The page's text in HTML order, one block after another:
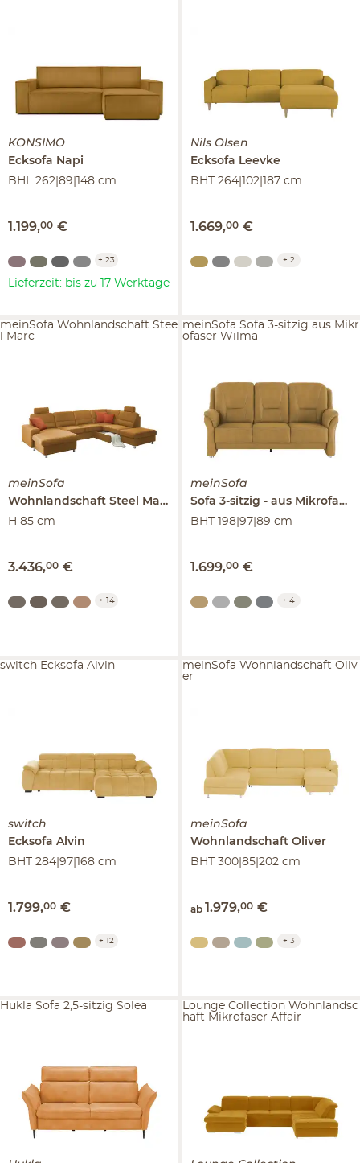
KONSIMO
Ecksofa Napi
BHL 262|89|148 cm
1.199,00 €
+ 23
Lieferzeit: bis zu 17 Werktage
Nils Olsen
Ecksofa Leevke
BHT 264|102|187 cm
1.669,00 €
+ 2
meinSofa
Wohnlandschaft Steel
Marc
H 85 cm
3.436,00 €
meinSofa Wohnlandschaft Stee
l Marc
+ 14
meinSofa
Sofa 3-sitzig
aus Mikrofaser
BHT 198|97|89 cm
1.699,00 €
meinSofa Sofa 3-sitzig aus Mikr
ofaser Wilma
+ 4
switch
Ecksofa Alvin
BHT 284|97|168 cm
1.799,00 €
switch Ecksofa Alvin
+ 12
meinSofa
Wohnlandschaft Oliver
BHT 300|85|202 cm
ab 1.979,00 €
meinSofa Wohnlandschaft Oliv
er
+ 3
Hukla Sofa 2,5-sitzig Solea
Lounge Collection Wohnlandsc
haft Mikrofaser Affair